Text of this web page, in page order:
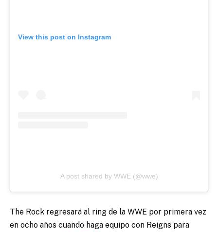
View this post on Instagram
A post shared by WWE (@wwe)
The Rock regresará al ring de la WWE por primera vez
en ocho años cuando haga equipo con Reigns para